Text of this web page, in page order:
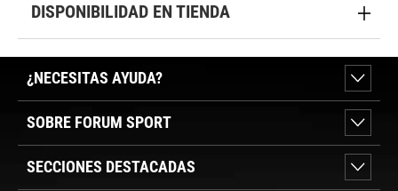
DISPONIBILIDAD EN TIENDA
¿NECESITAS AYUDA?
SOBRE FORUM SPORT
SECCIONES DESTACADAS